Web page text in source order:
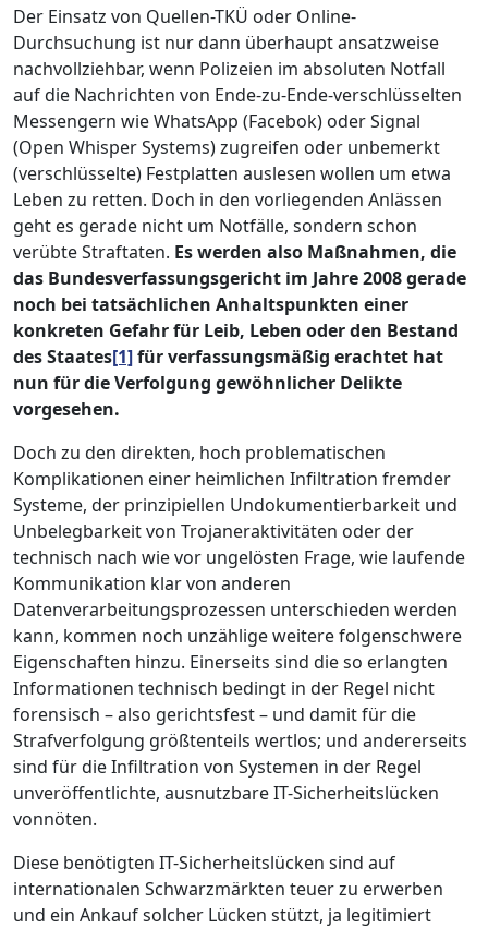
Der Einsatz von Quellen-TKÜ oder Online-
Durchsuchung ist nur dann überhaupt ansatzweise
nachvollziehbar, wenn Polizeien im absoluten Notfall
auf die Nachrichten von Ende-zu-Ende-verschlüsselten
Messengern wie WhatsApp (Facebok) oder Signal
(Open Whisper Systems) zugreifen oder unbemerkt
(verschlüsselte) Festplatten auslesen wollen um etwa
Leben zu retten. Doch in den vorliegenden Anlässen
geht es gerade nicht um Notfälle, sondern schon
verübte Straftaten. Es werden also Maßnahmen, die
das Bundesverfassungsgericht im Jahre 2008 gerade
noch bei tatsächlichen Anhaltspunkten einer
konkreten Gefahr für Leib, Leben oder den Bestand
des Staates[1]für verfassungsmäßig erachtet hat
nun für die Verfolgung gewöhnlicher Delikte
vorgesehen.
Doch zu den direkten, hoch problematischen
Komplikationen einer heimlichen Infiltration fremder
Systeme, der prinzipiellen Undokumentierbarkeit und
Unbelegbarkeit von Trojaneraktivitäten oder der
technisch nach wie vor ungelösten Frage, wie laufende
Kommunikation klar von anderen
Datenverarbeitungsprozessen unterschieden werden
kann, kommen noch unzählige weitere folgenschwere
Eigenschaften hinzu. Einerseits sind die so erlangten
Informationen technisch bedingt in der Regel nicht
forensisch – also gerichtsfest – und damit für die
Strafverfolgung größtenteils wertlos; und andererseits
sind für die Infiltration von Systemen in der Regel
unveröffentlichte, ausnutzbare IT-Sicherheitslücken
vonnöten.
Diese benötigten IT-Sicherheitslücken sind auf
internationalen Schwarzmärkten teuer zu erwerben
und ein Ankauf solcher Lücken stützt, ja legitimiert